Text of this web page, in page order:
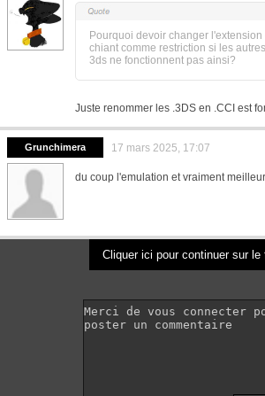
Pourquoi devoir changer l'extension
chiant comme restriction si les
3ds ne fonctionnent pas ainsi?
Juste renommer les .3DS en .CCI est
Grunchimera 17 mars 2025, 17:07
du coup l'emulation et vraiment
Cliquer ici pour continuer sur le